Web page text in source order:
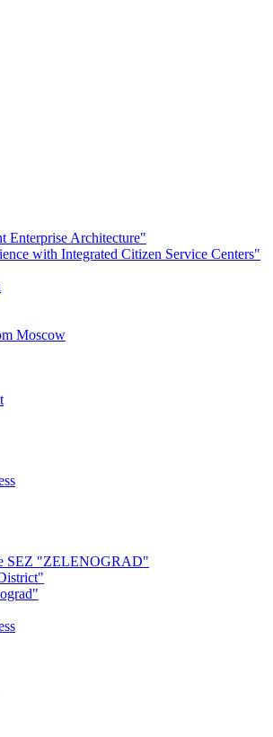
Enterprise Architecture"
with Integrated Citizen Service Centers"
Moscow
SEZ "ZELENOGRAD"